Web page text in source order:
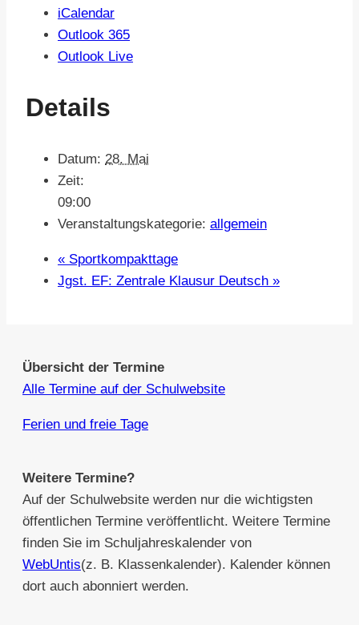
iCalendar
Outlook 365
Outlook Live
Details
Datum: 28. Mai
Zeit:
09:00
Veranstaltungskategorie: allgemein
« Sportkompakttage
Jgst. EF: Zentrale Klausur Deutsch »
Übersicht der Termine
Alle Termine auf der Schulwebsite
Ferien und freie Tage
Weitere Termine?
Auf der Schulwebsite werden nur die wichtigsten
öffentlichen Termine veröffentlicht. Weitere Termine
finden Sie im Schuljahreskalender von
WebUntis(z. B. Klassenkalender). Kalender können
dort auch abonniert werden.